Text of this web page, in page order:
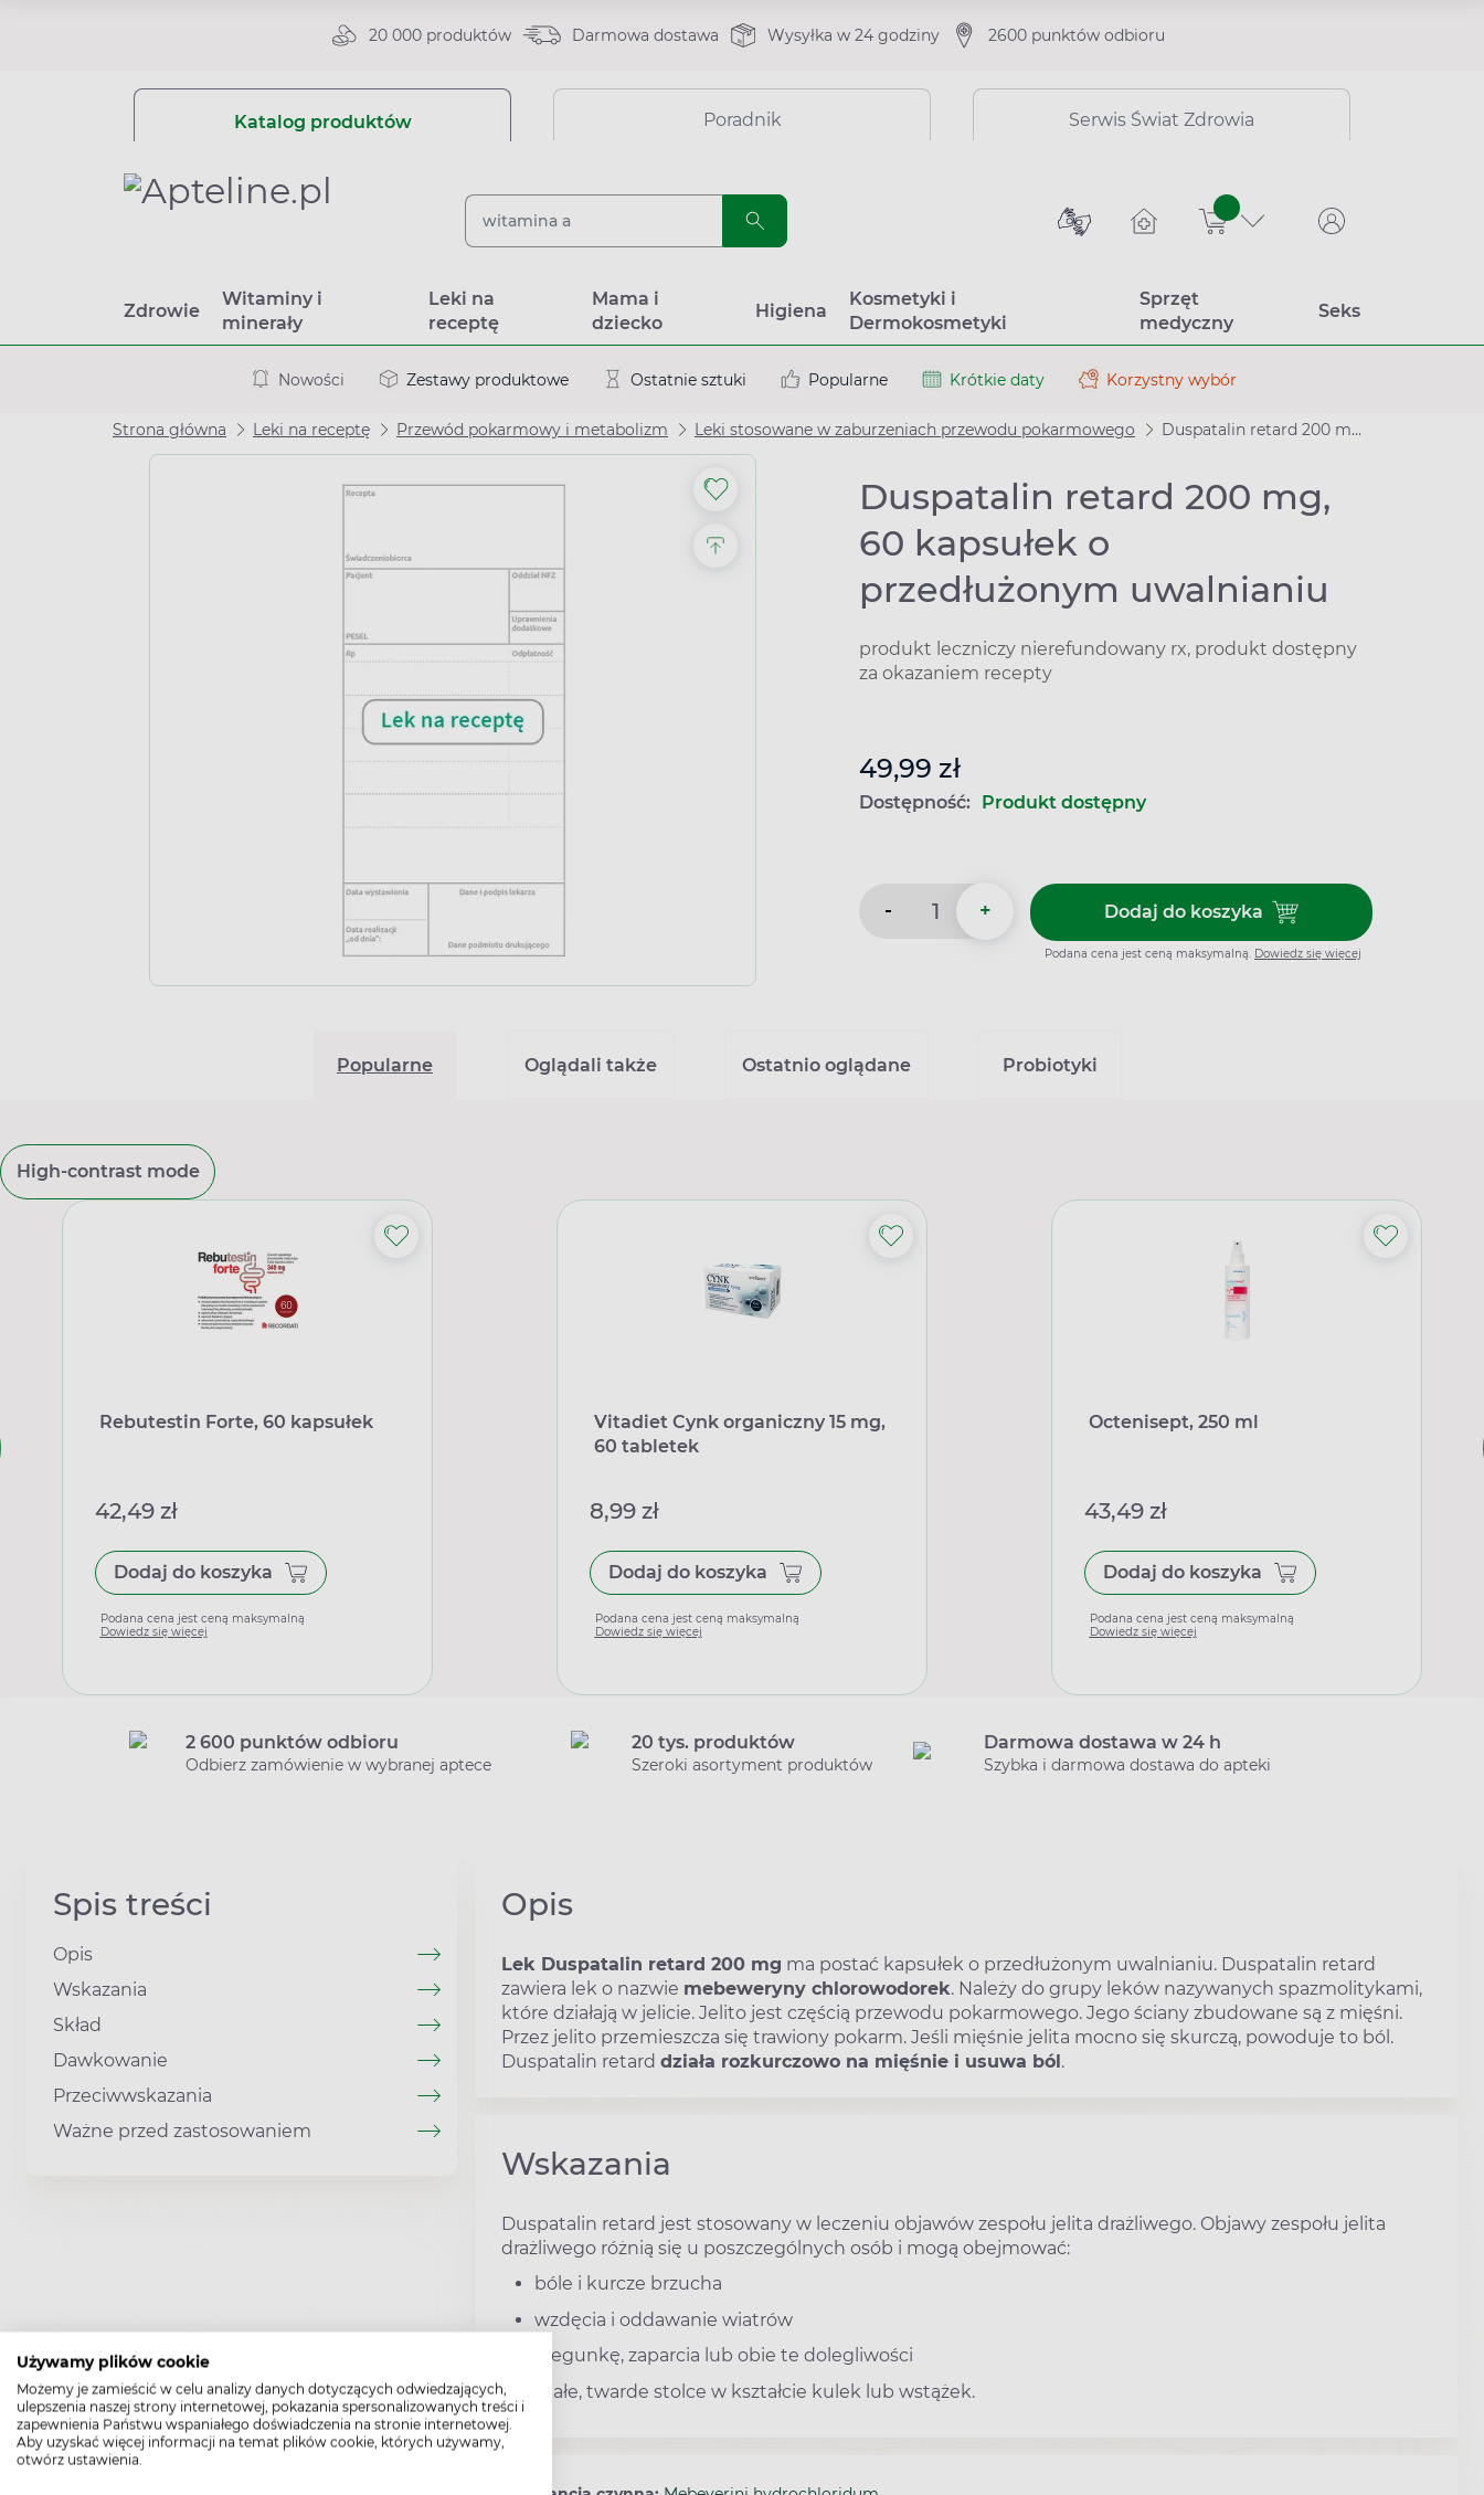
Używamy plików cookie
Możemy je zamieścić w celu analizy danych dotyczących odwiedzających,
ulepszenia naszej strony internetowej, pokazania spersonalizowanych treści i
zapewnienia Państwu wspaniałego doświadczenia na stronie internetowej.
Aby uzyskać więcej informacji na temat plików cookie, których używamy,
otwórz ustawienia.
20 000 produktów Darmowa dostawa Wysyłka w 24 godziny 2600 punktów odbioru
Katalog produktów Poradnik Serwis Świat Zdrowia
sztuk
Zdrowie
Witaminy i
minerały
Leki na
receptę
Mama i
dziecko
Higiena
Kosmetyki i
Dermokosmetyki
Sprzęt
medyczny
Seks
Nowości Zestawy produktowe Ostatnie sztuki Popularne Krótkie daty Korzystny wybór
Strona główna Leki na receptę Przewód pokarmowy i metabolizm Leki stosowane w zaburzeniach przewodu pokarmowego Duspatalin retard 200 mg, 60 kapsułek o przedłużonym uwalnianiu
Duspatalin retard 200 mg,
60 kapsułek o
przedłużonym uwalnianiu
produkt leczniczy nierefundowany rx, produkt dostępny
za okazaniem recepty
49,99 zł
Dostępność: Produkt dostępny
- + Dodaj do koszykaDodaj do koszyka Duspatalin
Podana cena jest ceną maksymalną. Dowiedz się więcej
Popularne Oglądali także Ostatnio oglądane Probiotyki
High-contrast mode
Rebutestin Forte, 60 kapsułek
42,49 zł
Dodaj do koszyka
Podana cena jest ceną maksymalną
Dowiedz się więcej
Vitadiet Cynk organiczny 15 mg,
60 tabletek
8,99 zł
Dodaj do koszyka
Podana cena jest ceną maksymalną
Dowiedz się więcej
Octenisept, 250 ml
43,49 zł
Dodaj do koszyka
Podana cena jest ceną maksymalną
Dowiedz się więcej
2 600 punktów odbioru
Odbierz zamówienie w wybranej aptece
20 tys. produktów
Szeroki asortyment produktów
Darmowa dostawa w 24 h
Szybka i darmowa dostawa do apteki
Spis treści
Opis
Wskazania
Skład
Dawkowanie
Przeciwwskazania
Ważne przed zastosowaniem
Opis
Lek Duspatalin retard 200 mg ma postać kapsułek o przedłużonym uwalnianiu. Duspatalin retard
zawiera lek o nazwie mebeweryny chlorowodorek. Należy do grupy leków nazywanych spazmolitykami,
które działają w jelicie. Jelito jest częścią przewodu pokarmowego. Jego ściany zbudowane są z mięśni.
Przez jelito przemieszcza się trawiony pokarm. Jeśli mięśnie jelita mocno się skurczą, powoduje to ból.
Duspatalin retard działa rozkurczowo na mięśnie i usuwa ból.
Wskazania
Duspatalin retard jest stosowany w leczeniu objawów zespołu jelita drażliwego. Objawy zespołu jelita
drażliwego różnią się u poszczególnych osób i mogą obejmować:
bóle i kurcze brzucha
wzdęcia i oddawanie wiatrów
biegunkę, zaparcia lub obie te dolegliwości
małe, twarde stolce w kształcie kulek lub wstążek.